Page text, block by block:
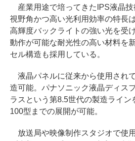
産業用途で培ってきたIPS液晶技
視野角かつ高い光利用効率の特長
高輝度バックライトの強い光を受
動作が可能な耐光性の高い材料を
セル構造も採用している。
液晶パネルに従来から使用され
造可能。パナソニック液晶ディス
ラスという第8.5世代の製造ライン
100型までの展開が可能。
放送局や映像制作スタジオで使